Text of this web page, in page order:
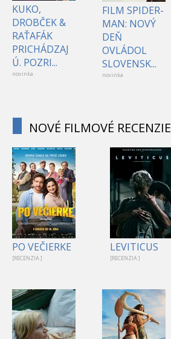
KUKO,
DROBČEK &
RAŤAFÁK
PRICHÁDZAJ
Ú. POZRI...
novinka
FILM SPIDER-
MAN: NOVÝ
DEŇ
OVLÁDOL
SLOVENSK...
novinka
NOVÉ FILMOVÉ RECENZIE
PO VEČIERKE
[RECENZIA ]
LEVITICUS
[RECENZIA ]